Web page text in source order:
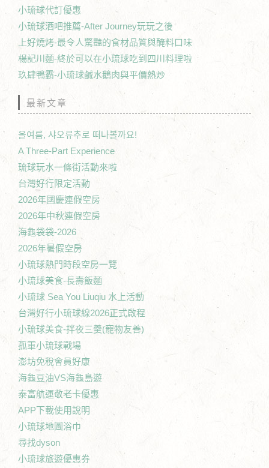
小琉球代訂優惠
小琉球酒吧推薦-After Journey玩玩之後
上好燒烤-最令人驚豔的食材品質與醃料口味
楊記川麵-終於可以在小琉球吃到四川料理啦
玖肆鴨霸-小琉球鹹水鵝肉與平價熱炒
最新文章
올여름, 샤오류추로 떠나볼까요!
A Three-Part Experience
琉球玩水一條街活動來啦
台灣好行限定活動
2026年國慶連假空房
2026年中秋連假空房
海龜袋袋-2026
2026年暑假空房
小琉球熱門時段空房一覽
小琉球美食-長壽飯麵
小琉球 Sea You Liuqiu 水上活動
台灣好行小琉球線2026正式啟程
小琉球美食-拌夜三羹(寵物友善)
孤軍小琉球戰場
澎坊免稅會員好康
海龜豆油VS海龜島遊
泰富航運敬老卡優惠
APP下載使用說明
小琉球地圖浴巾
尋找dyson
小琉球旅遊優惠券